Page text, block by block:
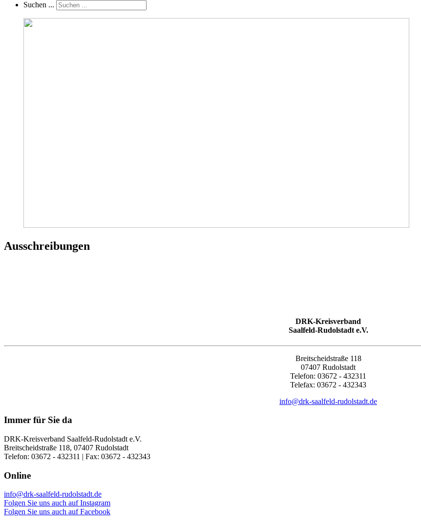
Suchen ...
Ausschreibungen
DRK-Kreisverband
Saalfeld-Rudolstadt e.V.
Breitscheidstraße 118
07407 Rudolstadt
Telefon: 03672 - 432311
Telefax: 03672 - 432343
info@drk-saalfeld-rudolstadt.de
Immer für Sie da
DRK-Kreisverband Saalfeld-Rudolstadt e.V.
Breitscheidstraße 118, 07407 Rudolstadt
Telefon: 03672 - 432311 | Fax: 03672 - 432343
Online
info@drk-saalfeld-rudolstadt.de
Folgen Sie uns auch auf Instagram
Folgen Sie uns auch auf Facebook